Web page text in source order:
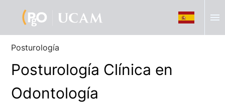
menu
Posturología
Posturología Clínica en
Odontología